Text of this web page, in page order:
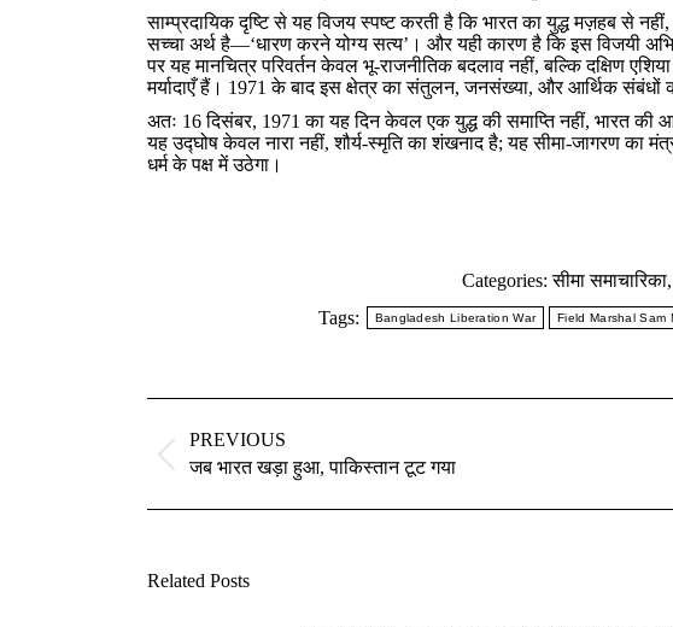
साम्प्रदायिक दृष्टि से यह विजय स्पष्ट करती है कि भारत का युद्ध मज़हब से
सच्चा अर्थ है—‘धारण करने योग्य सत्य’। और यही कारण है कि इस विजयी
पर यह मानचित्र परिवर्तन केवल भू-राजनीतिक बदलाव नहीं, बल्कि दक्षिण
मर्यादाएँ हैं। 1971 के बाद इस क्षेत्र का संतुलन, जनसंख्या, और आर्थिक संबंधों
अतः 16 दिसंबर, 1971 का यह दिन केवल एक युद्ध की समाप्ति नहीं, भारत
यह उद्घोष केवल नारा नहीं, शौर्य-स्मृति का शंखनाद है; यह सीमा-जागरण का
धर्म के पक्ष में उठेगा।
Categories:सीमा समाचारिका
Tags:
Bangladesh Liberation War Field Marshal Sam
navigation
PREVIOUS
Previous
जब भारत खड़ा हुआ, पाकिस्तान टूट गया
Related Posts